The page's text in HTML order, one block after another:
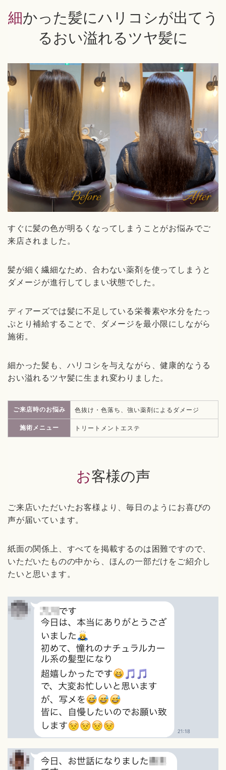
細かった髪にハリコシが出てう
るおい溢れるツヤ髪に
すぐに髪の色が明るくなってしまうことがお悩みでご
来店されました。
髪が細く繊細なため、合わない薬剤を使ってしまうと
ダメージが進行してしまい状態でした。
ディアーズでは髪に不足している栄養素や水分をたっ
ぷとり補給することで、ダメージを最小限にしながら
施術。
細かった髪も、ハリコシを与えながら、健康的なうる
おい溢れるツヤ髪に生まれ変わりました。
ご来店時のお悩み 色抜け・色落ち、強い薬剤によるダメージ
施術メニュー トリートメントエステ
お客様の声
ご来店いただいたお客様より、毎日のようにお喜びの
声が届いています。
紙面の関係上、すべてを掲載するのは困難ですので、
いただいたものの中から、ほんの一部だけをご紹介し
たいと思います。